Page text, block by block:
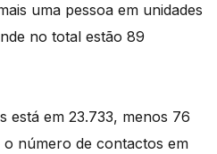
uma pessoa em unidades
no total estão 89
está em 23.733, menos 76
número de contactos em